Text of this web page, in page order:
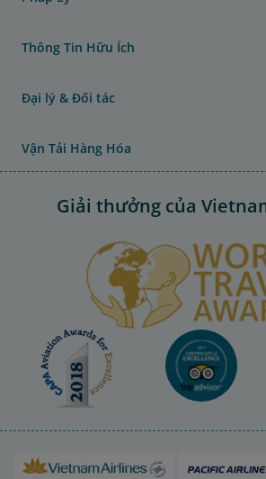
Thông Tin Hữu Ích
Đại lý & Đối tác
Vận Tải Hàng Hóa
Giải thưởng của